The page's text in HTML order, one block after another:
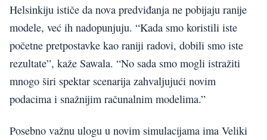
Helsinkiju ističe da nova predviđanja ne pobijaju ranije
modele, već ih nadopunjuju. “Kada smo koristili iste
početne pretpostavke kao raniji radovi, dobili smo iste
rezultate”, kaže Sawala. “No sada smo mogli istražiti
mnogo širi spektar scenarija zahvaljujući novim
podacima i snažnijim računalnim modelima.”
Posebno važnu ulogu u novim simulacijama ima Veliki